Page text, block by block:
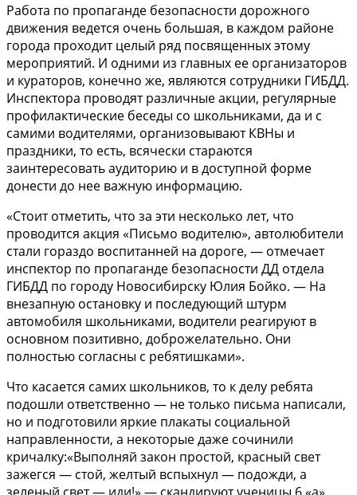
Работа по пропаганде безопасности дорожного
движения ведется очень большая, в каждом районе
города проходит целый ряд посвященных этому
мероприятий. И одними из главных ее организаторов
и кураторов, конечно же, являются сотрудники ГИБДД.
Инспектора проводят различные акции, регулярные
профилактические беседы со школьниками, да и с
самими водителями, организовывают КВНы и
праздники, то есть, всячески стараются
заинтересовать аудиторию и в доступной форме
донести до нее важную информацию.
«Стоит отметить, что за эти несколько лет, что
проводится акция «Письмо водителю», автолюбители
стали гораздо воспитанней на дороге, — отмечает
инспектор по пропаганде безопасности ДД отдела
ГИБДД по городу Новосибирску Юлия Бойко. — На
внезапную остановку и последующий штурм
автомобиля школьниками, водители реагируют в
основном позитивно, доброжелательно. Они
полностью согласны с ребятишками».
Что касается самих школьников, то к делу ребята
подошли ответственно — не только письма написали,
но и подготовили яркие плакаты социальной
направленности, а некоторые даже сочинили
кричалку:«Выполняй закон простой, красный свет
зажегся — стой, желтый вспыхнул — подожди, а